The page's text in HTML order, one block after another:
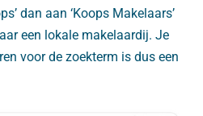
dan aan ‘Koops Makelaars’
een lokale makelaardij. Je
voor de zoekterm is dus een